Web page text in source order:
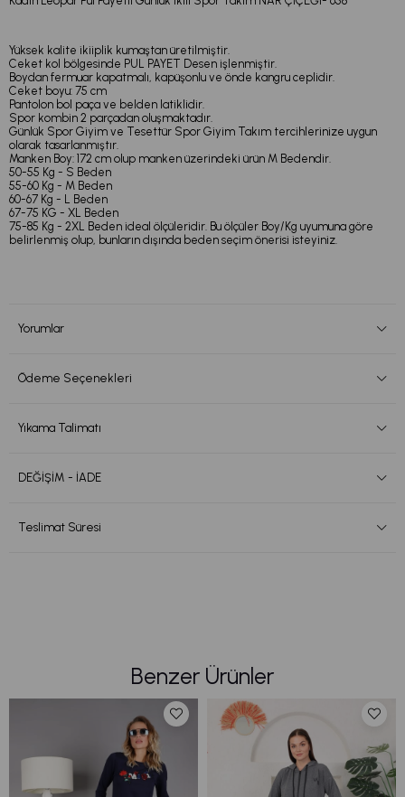
Yüksek kalite ikiiplik kumaştan üretilmiştir.
Ceket kol bölgesinde PUL PAYET Desen işlenmiştir.
Boydan fermuar kapatmalı, kapüşonlu ve önde kangru ceplidir.
Ceket boyu: 75 cm
Pantolon bol paça ve belden latiklidir.
Spor kombin 2 parçadan oluşmaktadır.
Günlük Spor Giyim ve Tesettür Spor Giyim Takım tercihlerinize uygun
olarak tasarlanmıştır.
Manken Boy: 172 cm olup manken üzerindeki ürün M Bedendir.
50-55 Kg - S Beden
55-60 Kg - M Beden
60-67 Kg - L Beden
67-75 KG - XL Beden
75-85 Kg - 2XL Beden ideal ölçüleridir. Bu ölçüler Boy/Kg uyumuna göre
belirlenmiş olup, bunların dışında beden seçim önerisi isteyiniz.
Yorumlar
Ödeme Seçenekleri
Yıkama Talimatı
DEĞİŞİM - İADE
Teslimat Süresi
Benzer Ürünler